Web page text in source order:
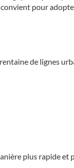
pour
de lignes
plus rapide et